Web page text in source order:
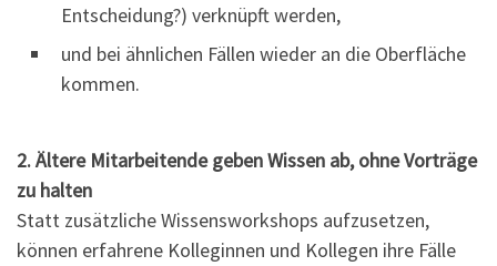
Entscheidung?) verknüpft werden,
und bei ähnlichen Fällen wieder an die Oberfläche
kommen.
2. Ältere Mitarbeitende geben Wissen ab, ohne Vorträge
zu halten
Statt zusätzliche Wissensworkshops aufzusetzen,
können erfahrene Kolleginnen und Kollegen ihre Fälle